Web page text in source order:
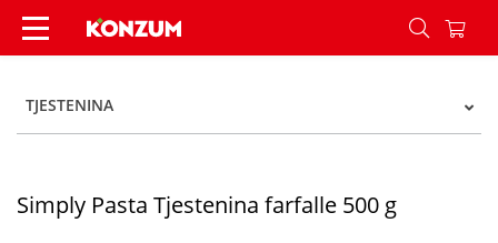
Simply Pasta Tjestenina farfalle 500 g - Konzum
TJESTENINA
Simply Pasta Tjestenina farfalle 500 g